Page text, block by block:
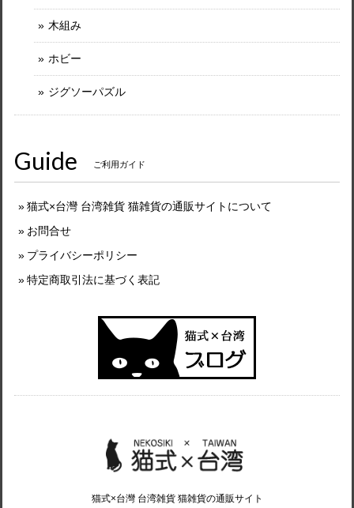
木組み
ホビー
ジグソーパズル
Guide ご利用ガイド
猫式×台灣 台湾雑貨 猫雑貨の通販サイトについて
お問合せ
プライバシーポリシー
特定商取引法に基づく表記
猫式×台灣 台湾雑貨 猫雑貨の通販サイト